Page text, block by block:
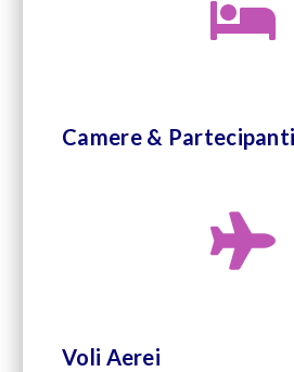
Camere & Partecipanti
Voli Aerei